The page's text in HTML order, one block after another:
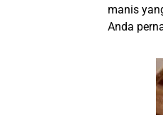
manis
Anda